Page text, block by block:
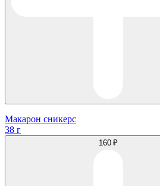
Макарон сникерс
38 г
160 ₽